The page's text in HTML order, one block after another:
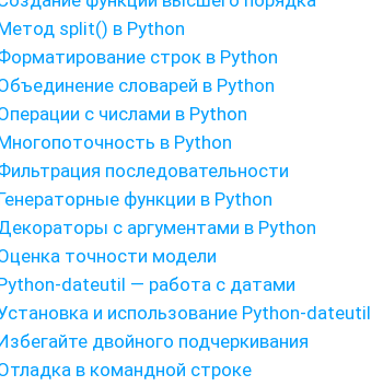
split() в Python
строк в Python
словарей в Python
с числами в Python
в Python
последовательности
функции в Python
с аргументами в Python
точности модели
dateutil — работа с датами
и использование Python-dateutil
двойного подчеркивания
в командной строке